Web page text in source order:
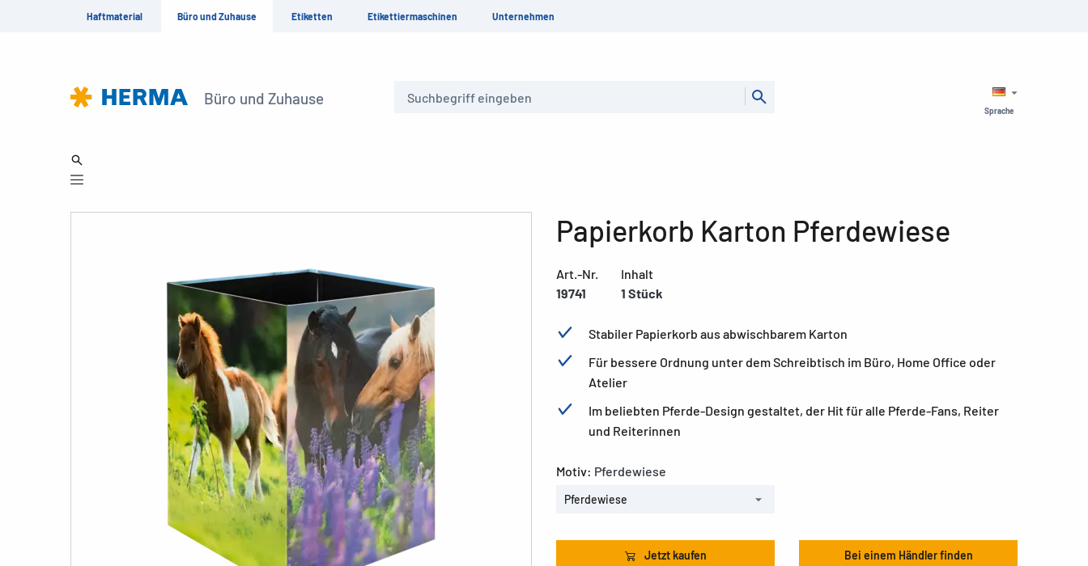
Haftmaterial Büro und Zuhause Etiketten Etikettiermaschinen Unternehmen
Büro und Zuhause
Sprache
Papierkorb Karton Pferdewiese
Art.-Nr.
19741
Inhalt
1 Stück
Stabiler Papierkorb aus abwischbarem Karton
Für bessere Ordnung unter dem Schreibtisch im Büro, Home Office oder
Atelier
Im beliebten Pferde-Design gestaltet, der Hit für alle Pferde-Fans, Reiter
und Reiterinnen
Motiv: Pferdewiese
Pferdewiese
Jetzt kaufen Bei einem Händler finden